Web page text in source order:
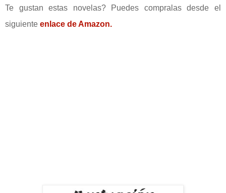
Te gustan estas novelas?
Puedes compralas desde el
siguiente enlace de Amazon.